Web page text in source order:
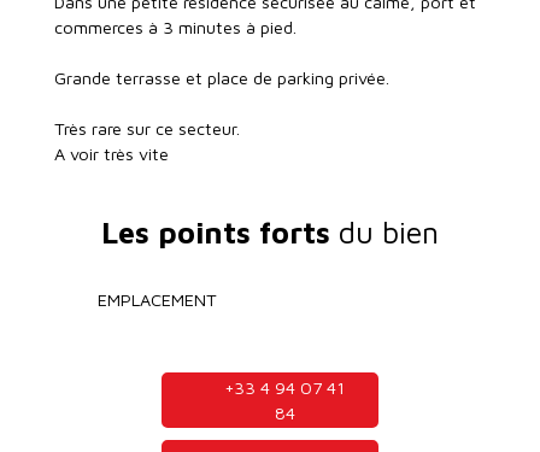
commerces à 3 minutes à pied.
Grande terrasse et place de parking privée.
Très rare sur ce secteur.
A voir très vite
Les points forts du bien
EMPLACEMENT
+33 4 94 07 41
84